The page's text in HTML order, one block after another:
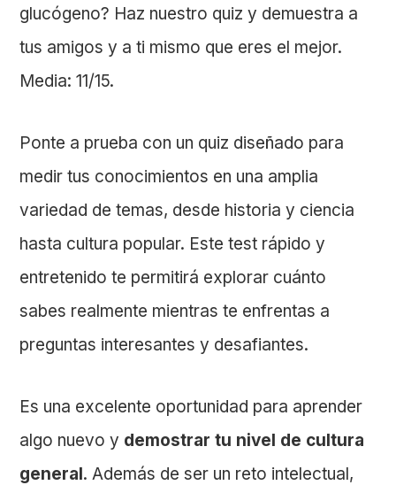
glucógeno? Haz nuestro quiz y demuestra a
tus amigos y a ti mismo que eres el mejor.
Media: 11/15.
Ponte a prueba con un quiz diseñado para
medir tus conocimientos en una amplia
variedad de temas, desde historia y ciencia
hasta cultura popular. Este test rápido y
entretenido te permitirá explorar cuánto
sabes realmente mientras te enfrentas a
preguntas interesantes y desafiantes.
Es una excelente oportunidad para aprender
algo nuevo y demostrar tu nivel de cultura
general. Además de ser un reto intelectual,